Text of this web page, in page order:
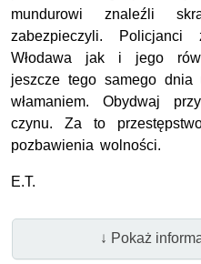
mundurowi znaleźli
zabezpieczyli.
Włodawa jak i jego
jeszcze tego samego dnia
włamaniem. Obydwaj
czynu. Za to
pozbawienia wolności.
E.T.
↓ Pokaż